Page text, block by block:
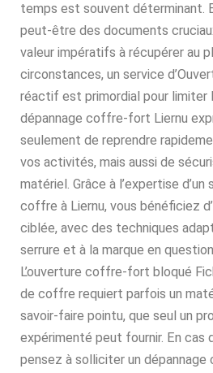
temps est souvent déterminant.
peut-être des documents
valeur impératifs à récupérer au
circonstances, un service
réactif est primordial pour limiter
dépannage coffre-fort Liernu
seulement de reprendre
vos activités, mais aussi de
matériel. Grâce à l’expertise d’un
coffre à Liernu, vous bénéficiez
ciblée, avec des techniques
serrure et à la marque en
L’ouverture coffre-fort bloqué
de coffre requiert parfois un
savoir-faire pointu, que seul un
expérimenté peut fournir. En cas
pensez à solliciter un